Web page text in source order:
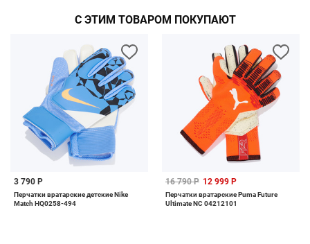
С ЭТИМ ТОВАРОМ ПОКУПАЮТ
3 790 Р
Перчатки вратарские детские Nike
Match HQ0258-494
16 790 Р 12 999 Р
Перчатки вратарские Puma Future
Ultimate NC 04212101